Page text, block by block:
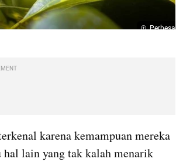
Perbesar
karena kemampuan mereka
lain yang tak kalah menarik